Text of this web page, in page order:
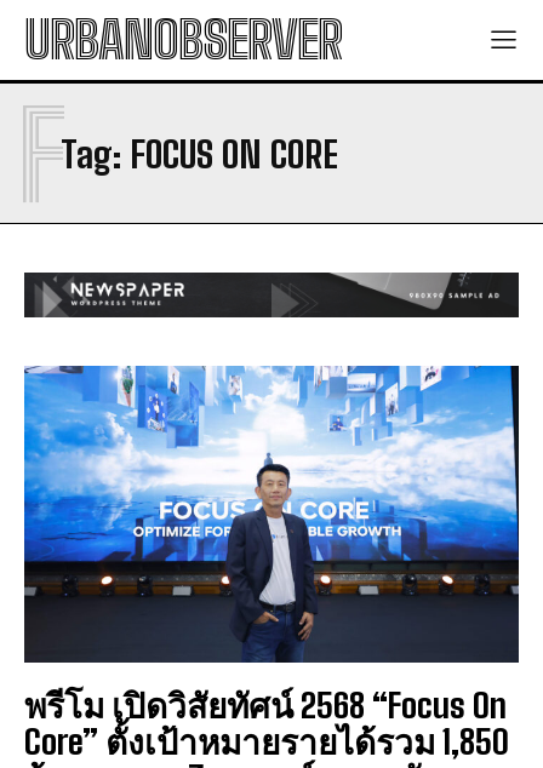
URBANOBSERVER
Tag: FOCUS ON CORE
F
พรีโม เปิดวิสัยทัศน์ 2568 “Focus On
Core” ตั้งเป้าหมายรายได้รวม 1,850